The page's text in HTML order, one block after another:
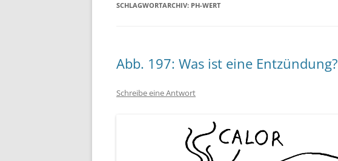
SCHLAGWORTARCHIV: PH-WERT
Abb. 197: Was ist eine Entzündung?
Schreibe eine Antwort